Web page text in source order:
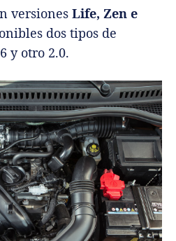
versiones Life, Zen e
dos tipos de
y otro 2.0.